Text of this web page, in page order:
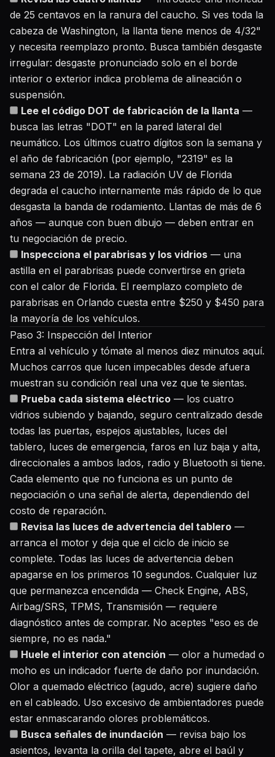
de 25 centavos en la ranura del caucho. Si ves toda la
cabeza de Washington, la llanta tiene menos de 4/32"
y necesita reemplazo pronto. Busca también desgaste
irregular: desgaste pronunciado solo en el borde
interior o exterior indica problema de alineación o
suspensión.
Lee el código DOT de fabricación de la llanta —
busca las letras "DOT" en la pared lateral del
neumático. Los últimos cuatro dígitos son la semana y
el año de fabricación (por ejemplo, "2319" es la
semana 23 de 2019). La radiación UV de Florida
degrada el caucho internamente más rápido de lo que
desgasta la banda de rodamiento. Llantas de más de 6
años — aunque con buen dibujo — deben entrar en
tu negociación de precio.
Inspecciona el parabrisas y los vidrios — una
astilla en el parabrisas puede convertirse en grieta
con el calor de Florida. El reemplazo completo de
parabrisas en Orlando cuesta entre $250 y $450 para
la mayoría de los vehículos.
Paso 3: Inspección del Interior
Entra al vehículo y tómate al menos diez minutos aquí.
Muchos carros que lucen impecables desde afuera
muestran su condición real una vez que te sientas.
Prueba cada sistema eléctrico — los cuatro
vidrios subiendo y bajando, seguro centralizado desde
todas las puertas, espejos ajustables, luces del
tablero, luces de emergencia, faros en luz baja y alta,
direccionales a ambos lados, radio y Bluetooth si tiene.
Cada elemento que no funciona es un punto de
negociación o una señal de alerta, dependiendo del
costo de reparación.
Revisa las luces de advertencia del tablero —
arranca el motor y deja que el ciclo de inicio se
complete. Todas las luces de advertencia deben
apagarse en los primeros 10 segundos. Cualquier luz
que permanezca encendida — Check Engine, ABS,
Airbag/SRS, TPMS, Transmisión — requiere
diagnóstico antes de comprar. No aceptes "eso es de
siempre, no es nada."
Huele el interior con atención — olor a humedad o
moho es un indicador fuerte de daño por inundación.
Olor a quemado eléctrico (agudo, acre) sugiere daño
en el cableado. Uso excesivo de ambientadores puede
estar enmascarando olores problemáticos.
Busca señales de inundación — revisa bajo los
asientos, levanta la orilla del tapete, abre el baúl y